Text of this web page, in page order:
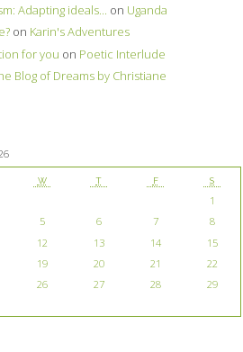
Adapting ideals... on Uganda
on Karin's Adventures
for you on Poetic Interlude
Blog of Dreams by Christiane
W T F S
1
5 6 7
8
12 13 14
15
19 20 21
22
26 27 28
29